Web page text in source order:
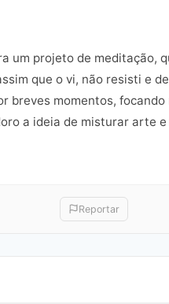
um projeto de meditação,
que o vi, não resisti e
breves momentos,
a ideia de misturar arte
Reportar